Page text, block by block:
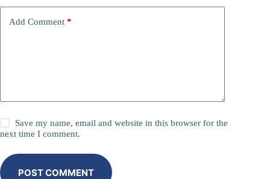
Add Comment *
Save my name, email and website in this browser for the
next time I comment.
POST COMMENT